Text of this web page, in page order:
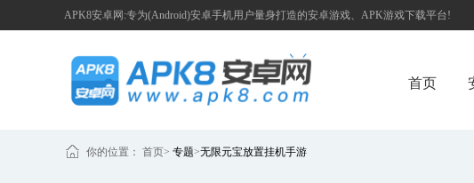
APK8安卓网:专为(Android)安卓手机用户量身打造的安卓游戏、APK游戏下载平台!
首页
你的位置： 首页> 专题>无限元宝放置挂机手游